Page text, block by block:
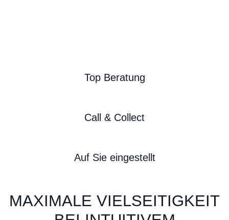
Top Beratung
Call & Collect
Auf Sie eingestellt
MAXIMALE VIELSEITIGKEIT